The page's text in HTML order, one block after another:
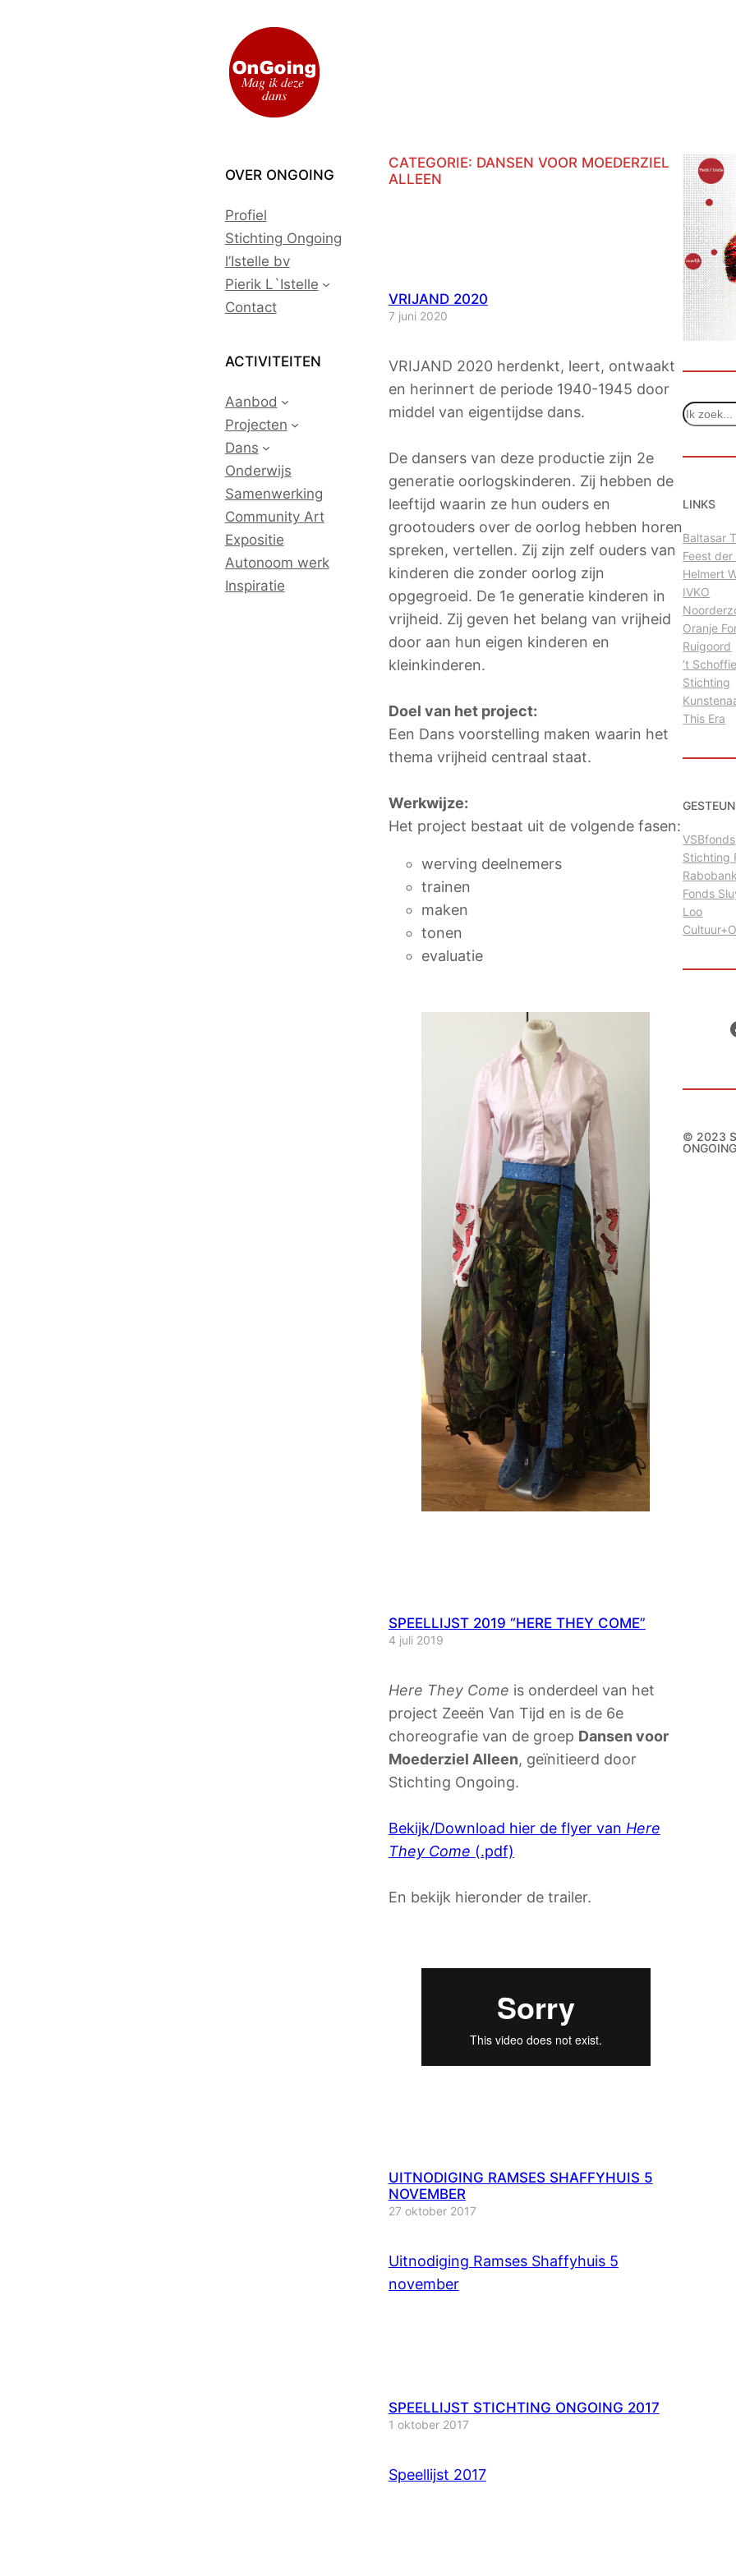
OVER ONGOING
Profiel
Stichting Ongoing
l’Istelle bv
Pierik L`Istelle
Contact
ACTIVITEITEN
Aanbod
Projecten
Dans
Onderwijs
Samenwerking
Community Art
Expositie
Autonoom werk
Inspiratie
CATEGORIE: DANSEN VOOR MOEDERZIEL
ALLEEN
VRIJAND 2020
7 juni 2020
VRIJAND 2020 herdenkt, leert, ontwaakt
en herinnert de periode 1940-1945 door
middel van eigentijdse dans.
De dansers van deze productie zijn 2e
generatie oorlogskinderen. Zij hebben de
leeftijd waarin ze hun ouders en
grootouders over de oorlog hebben horen
spreken, vertellen. Zij zijn zelf ouders van
kinderen die zonder oorlog zijn
opgegroeid. De 1e generatie kinderen in
vrijheid. Zij geven het belang van vrijheid
door aan hun eigen kinderen en
kleinkinderen.
Doel van het project:
Een Dans voorstelling maken waarin het
thema vrijheid centraal staat.
Werkwijze:
Het project bestaat uit de volgende fasen:
werving deelnemers
trainen
maken
tonen
evaluatie
SPEELLIJST 2019 “HERE THEY COME”
4 juli 2019
Here They Come is onderdeel van het
project Zeeën Van Tijd en is de 6e
choreografie van de groep Dansen voor
Moederziel Alleen, geïnitieerd door
Stichting Ongoing.
Bekijk/Download hier de flyer van Here
They Come (.pdf)
En bekijk hieronder de trailer.
UITNODIGING RAMSES SHAFFYHUIS 5
NOVEMBER
27 oktober 2017
Uitnodiging Ramses Shaffyhuis 5
november
SPEELLIJST STICHTING ONGOING 2017
1 oktober 2017
Speellijst 2017
Z
o
nLINKS
Baltasar
Feest der
Helmert
IVKO
Oranje
Ruigoord
’t Schoffie
Stichting
This Era
VSBfonds
Stichting
Rabobank
Fonds
Loo
© 2023
ONGOING